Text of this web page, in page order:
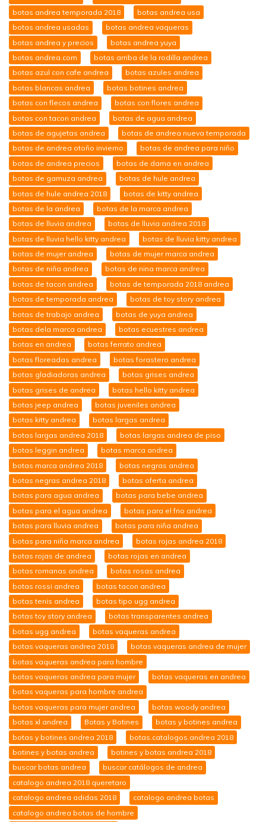
botas andrea temporada 2018
botas andrea usa
botas andrea usadas
botas andrea vaqueras
botas andrea y precios
botas andrea yuya
botas andrea.com
botas arriba de la rodilla andrea
botas azul con cafe andrea
botas azules andrea
botas blancas andrea
botas botines andrea
botas con flecos andrea
botas con flores andrea
botas con tacon andrea
botas de agua andrea
botas de agujetas andrea
botas de andrea nueva temporada
botas de andrea otoño invierno
botas de andrea para niño
botas de andrea precios
botas de dama en andrea
botas de gamuza andrea
botas de hule andrea
botas de hule andrea 2018
botas de kitty andrea
botas de la andrea
botas de la marca andrea
botas de lluvia andrea
botas de lluvia andrea 2018
botas de lluvia hello kitty andrea
botas de lluvia kitty andrea
botas de mujer andrea
botas de mujer marca andrea
botas de niña andrea
botas de nina marca andrea
botas de tacon andrea
botas de temporada 2018 andrea
botas de temporada andrea
botas de toy story andrea
botas de trabajo andrea
botas de yuya andrea
botas dela marca andrea
botas ecuestres andrea
botas en andrea
botas ferrato andrea
botas floreadas andrea
botas forastero andrea
botas gladiadoras andrea
botas grises andrea
botas grises de andrea
botas hello kitty andrea
botas jeep andrea
botas juveniles andrea
botas kitty andrea
botas largas andrea
botas largas andrea 2018
botas largas andrea de piso
botas leggin andrea
botas marca andrea
botas marca andrea 2018
botas negras andrea
botas negras andrea 2018
botas oferta andrea
botas para agua andrea
botas para bebe andrea
botas para el agua andrea
botas para el frio andrea
botas para lluvia andrea
botas para niña andrea
botas para niña marca andrea
botas rojas andrea 2018
botas rojas de andrea
botas rojas en andrea
botas romanas andrea
botas rosas andrea
botas rossi andrea
botas tacon andrea
botas tenis andrea
botas tipo ugg andrea
botas toy story andrea
botas transparentes andrea
botas ugg andrea
botas vaqueras andrea
botas vaqueras andrea 2018
botas vaqueras andrea de mujer
botas vaqueras andrea para hombre
botas vaqueras andrea para mujer
botas vaqueras en andrea
botas vaqueras para hombre andrea
botas vaqueras para mujer andrea
botas woody andrea
botas xl andrea
Botas y Botines
botas y botines andrea
botas y botines andrea 2018
botas.catalogos.andrea 2018
botines y botas andrea
botines y botas andrea 2018
buscar botas andrea
buscar catálogos de andrea
catalogo andrea 2018 queretaro
catalogo andrea adidas 2018
catalogo andrea botas
catalogo andrea botas de hombre